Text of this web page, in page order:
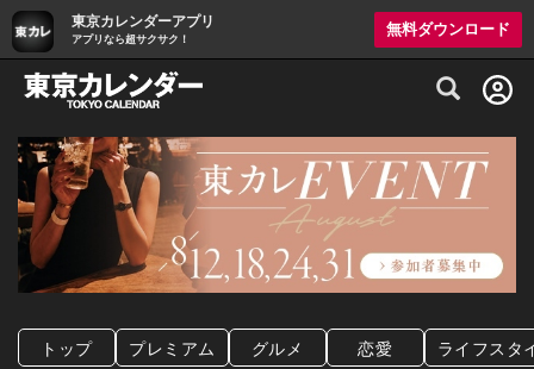
東京カレンダーアプリ
アプリなら超サクサク！
無料ダウンロード
グルメ情報・プレミアムレストラン予約
トップ プレミアム グルメ 恋愛 ライフスタ